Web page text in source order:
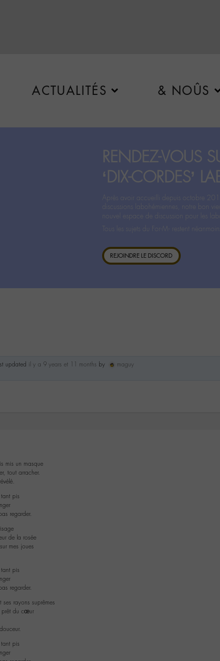
ACTUALITÉS & NOÛS
RENDEZ-VOUS
‘DIX-CORDES’
Après avoir accueilli depuis octobre
discussions labohémiennes, notre bon
nouvel espace de discussion pour les
Tous les sujets du For-M- restent
REJOINDRE LE DISCORD
updated il y a 9 years et 11 months by
maguy
mis un masque
tout arracher.
pis
regarder.
de la rosée
mes joues
pis
regarder.
rayons suprêmes
prêt du cœur
pis